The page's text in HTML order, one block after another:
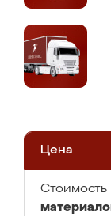
Цена
Стоимость